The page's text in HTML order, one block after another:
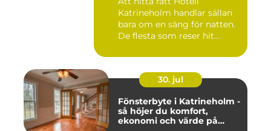
Katrineholm handlar sällan
bara om en säng för natten.
De flesta som reser hit...
30. jul
Fönsterbyte i Katrineholm -
så höjer du komfort,
ekonomi och värde på